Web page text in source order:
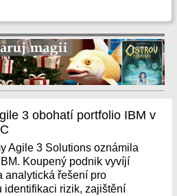
3 obohatí portfolio IBM v
Agile 3 Solutions oznámila
Koupený podnik vyvíjí
analytická řešení pro
identifikaci rizik, zajištění